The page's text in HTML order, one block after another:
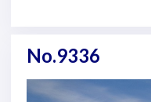
No.9336